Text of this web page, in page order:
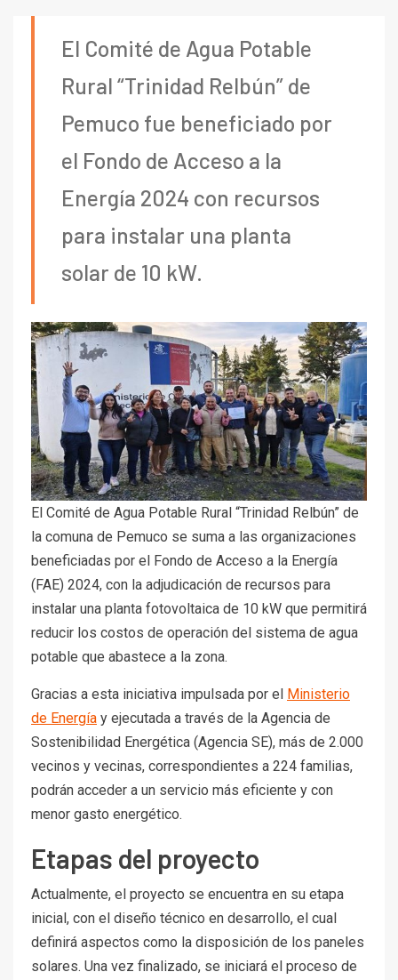
El Comité de Agua Potable
Rural “Trinidad Relbún” de
Pemuco fue beneficiado por
el Fondo de Acceso a la
Energía 2024 con recursos
para instalar una planta
solar de 10 kW.
El Comité de Agua Potable Rural “Trinidad Relbún” de
la comuna de Pemuco se suma a las organizaciones
beneficiadas por el Fondo de Acceso a la Energía
(FAE) 2024, con la adjudicación de recursos para
instalar una planta fotovoltaica de 10 kW que permitirá
reducir los costos de operación del sistema de agua
potable que abastece a la zona.
Gracias a esta iniciativa impulsada por el
Ministerio
de Energía y ejecutada a través de la Agencia de
Sostenibilidad Energética (Agencia SE), más de 2.000
vecinos y vecinas, correspondientes a 224 familias,
podrán acceder a un servicio más eficiente y con
menor gasto energético.
Etapas del proyecto
Actualmente, el proyecto se encuentra en su etapa
inicial, con el diseño técnico en desarrollo, el cual
definirá aspectos como la disposición de los paneles
solares. Una vez finalizado, se iniciará el proceso de